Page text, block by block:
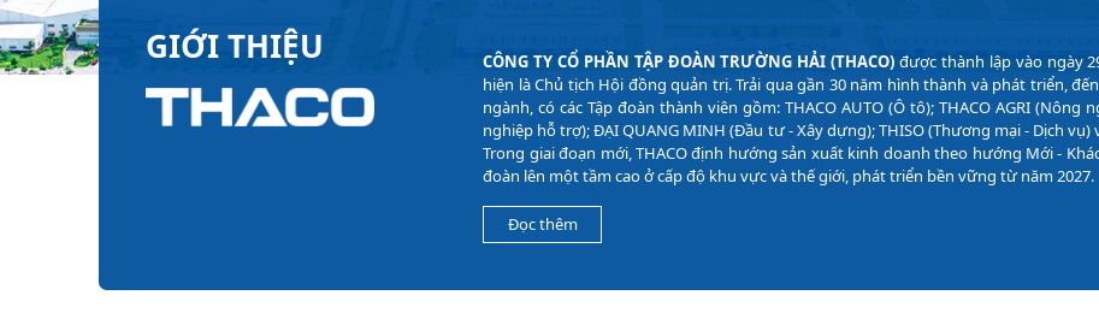
GIỚI THIỆU CÔNG TY CỔ PHẦN TẬP ĐOÀN TRƯỜNG HẢI (THACO) được thành lập vào ngày
hiện là Chủ tịch Hội đồng quản trị. Trải qua gần 30 năm hình thành và phát triển,
ngành, có các Tập đoàn thành viên gồm: THACO AUTO (Ô tô); THACO AGRI (Nông
nghiệp hỗ trợ); ĐẠI QUANG MINH (Đầu tư - Xây dựng); THISO (Thương mại - Dịch
Trong giai đoạn mới, THACO định hướng sản xuất kinh doanh theo hướng Mới -
đoàn lên một tầm cao ở cấp độ khu vực và thế giới, phát triển bền vững từ năm 2027.
Đọc thêm